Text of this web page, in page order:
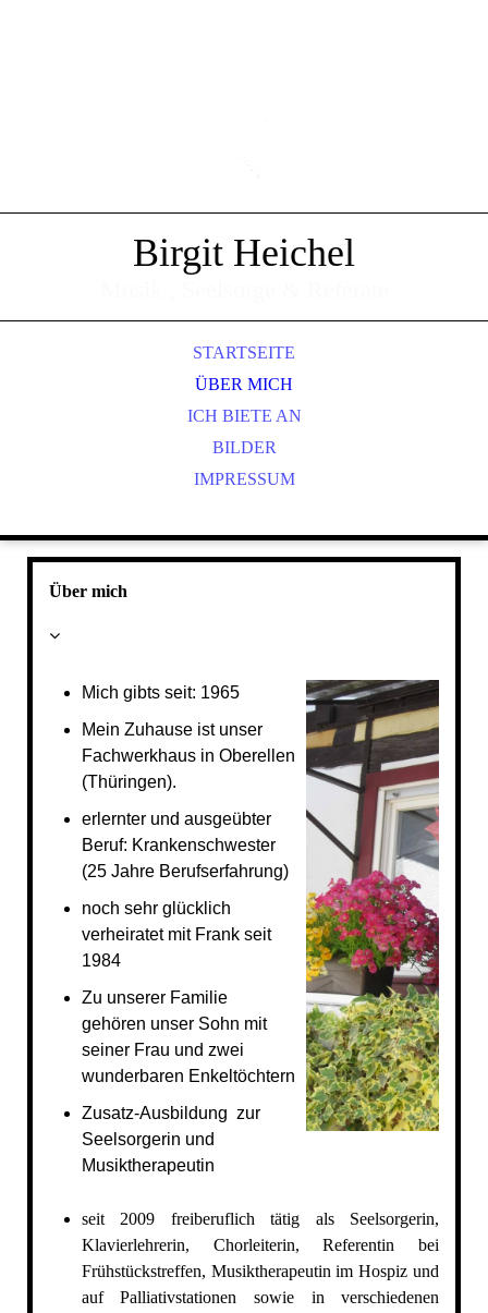
Birgit Heichel
STARTSEITE
ÜBER MICH
ICH BIETE AN
BILDER
IMPRESSUM
Über mich
Mich gibts seit: 1965
Mein Zuhause ist unser
Fachwerkhaus in Oberellen
(Thüringen).
erlernter und ausgeübter
Beruf: Krankenschwester
(25 Jahre Berufserfahrung)
noch sehr glücklich
verheiratet mit Frank seit
1984
Zu unserer Familie
gehören unser Sohn mit
seiner Frau und zwei
wunderbaren Enkeltöchtern
Zusatz-Ausbildung zur
Seelsorgerin und
Musiktherapeutin
seit 2009 freiberuflich tätig als Seelsorgerin,
Klavierlehrerin, Chorleiterin, Referentin bei
Frühstückstreffen, Musiktherapeutin im Hospiz und
auf Palliativstationen sowie in verschiedenen